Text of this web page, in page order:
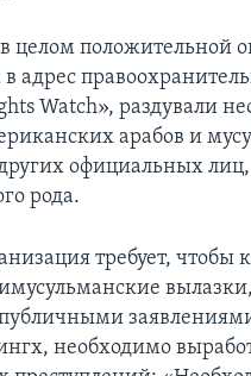
целом положительной
в адрес
Watch», раздували
арабов и
официальных лиц,
рода.
требует, чтобы
необходимо